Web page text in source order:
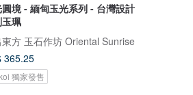
境 - 緬甸玉光系列 - 台灣設計
珮
東方 玉石作坊 Oriental Sunrise
365.25
獨家發售